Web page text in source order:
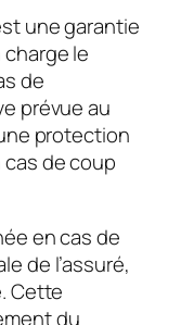
une garantie
le
de
prévue au
protection
de coup
en cas de
de l’assuré,
Cette
du